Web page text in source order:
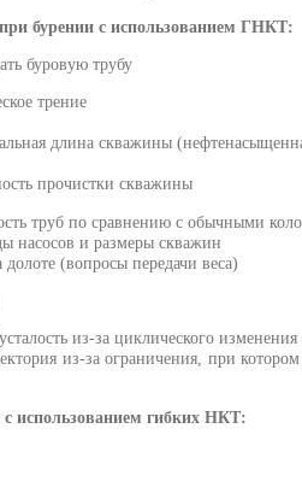
бурении с использованием ГНКТ:
буровую трубу
трение
длина скважины
прочистки скважины
труб по сравнению с обычными
насосов и размеры скважин
(вопросы передачи веса)
из-за циклического
из-за ограничения, при
использованием гибких НКТ: